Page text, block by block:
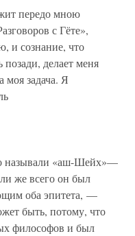
передо мною
с Гёте»,
и сознание, что
делает меня
моя задача. Я
«аш-Шейх»—
же всего он был
оба эпитета, —
быть, потому, что
философов и был